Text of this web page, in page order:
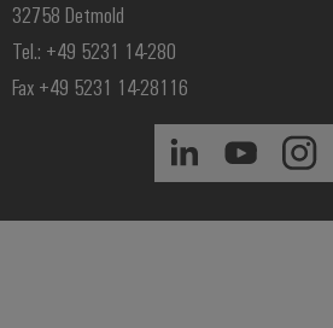
32758 Detmold
Tel.: +49 5231 14-280
Fax +49 5231 14-28116